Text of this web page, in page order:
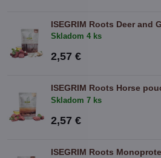
ISEGRIM Roots Deer and
Skladom 4 ks
2,57 €
ISEGRIM Roots Horse
Skladom 7 ks
2,57 €
ISEGRIM Roots